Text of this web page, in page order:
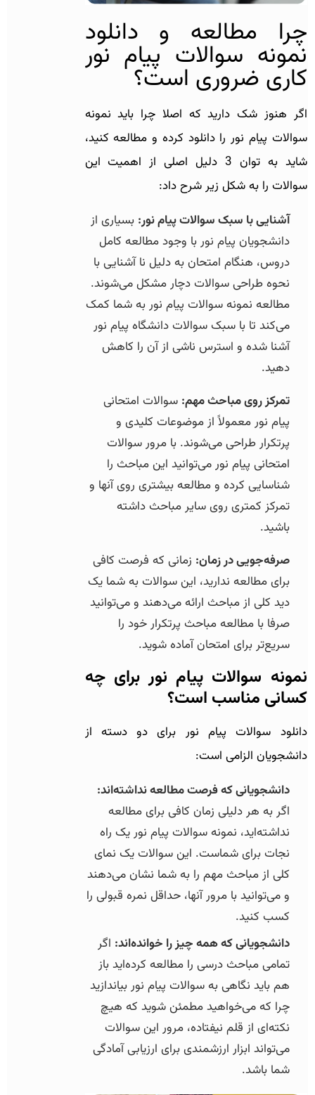
چرا مطالعه و دانلود
نمونه سوالات پیام نور
کاری ضروری است؟
اگر هنوز شک دارید که اصلا چرا باید نمونه
سوالات پیام نور را دانلود کرده و مطالعه کنید،
شاید به توان 3 دلیل اصلی از اهمیت این
سوالات را به شکل زیر شرح داد:
آشنایی با سبک سوالات پیام نور: بسیاری از
دانشجویان پیام نور با وجود مطالعه کامل
دروس، هنگام امتحان به دلیل نا آشنایی با
نحوه طراحی سوالات دچار مشکل می‌شوند.
مطالعه نمونه سوالات پیام نور به شما کمک
می‌کند تا با سبک سوالات دانشگاه پیام نور
آشنا شده و استرس ناشی از آن را کاهش
دهید.
تمرکز روی مباحث مهم: سوالات امتحانی
پیام نور معمولاً از موضوعات کلیدی و
پرتکرار طراحی می‌شوند. با مرور سوالات
امتحانی پیام نور می‌توانید این مباحث را
شناسایی کرده و مطالعه بیشتری روی آنها و
تمرکز کمتری روی سایر مباحث داشته
باشید.
صرفه‌جویی در زمان: زمانی که فرصت کافی
برای مطالعه ندارید، این سوالات به شما یک
دید کلی از مباحث ارائه می‌دهند و می‌توانید
صرفا با مطالعه مباحث پرتکرار خود را
سریع‌تر برای امتحان آماده شوید.
نمونه سوالات پیام نور برای چه
کسانی مناسب است؟
دانلود سوالات پیام نور برای دو دسته از
دانشجویان الزامی است:
دانشجویانی که فرصت مطالعه نداشته‌اند:
اگر به هر دلیلی زمان کافی برای مطالعه
نداشته‌اید، نمونه سوالات پیام نور یک راه
نجات برای شماست. این سوالات یک نمای
کلی از مباحث مهم را به شما نشان می‌دهند
و می‌توانید با مرور آنها، حداقل نمره قبولی را
کسب کنید.
دانشجویانی که همه چیز را خوانده‌اند: اگر
تمامی مباحث درسی را مطالعه کرده‌اید باز
هم باید نگاهی به سوالات پیام نور بیاندازید
چرا که می‌خواهید مطمئن شوید که هیچ
نکته‌ای از قلم نیفتاده، مرور این سوالات
می‌تواند ابزار ارزشمندی برای ارزیابی آمادگی
شما باشد.